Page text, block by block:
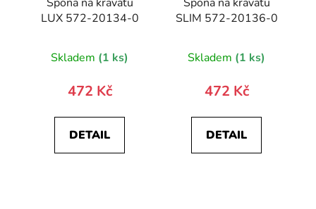
Spona na kravatu
LUX 572-20134-0
Skladem (1 ks)
472 Kč
DETAIL
Spona na kravatu
SLIM 572-20136-0
Skladem (1 ks)
472 Kč
DETAIL